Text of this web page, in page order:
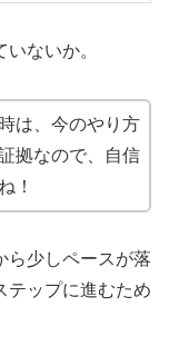
ないか。
は、今のやり方
拠なので、自信
！
ら少しペースが落
テップに進むため